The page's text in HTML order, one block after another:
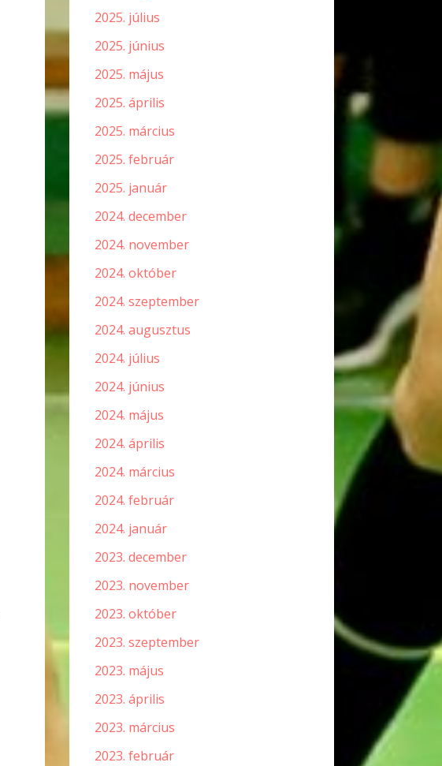
2025. július
2025. június
2025. május
2025. április
2025. március
2025. február
2025. január
2024. december
2024. november
2024. október
2024. szeptember
2024. augusztus
2024. július
2024. június
2024. május
2024. április
2024. március
2024. február
2024. január
2023. december
2023. november
2023. október
2023. szeptember
2023. május
2023. április
2023. március
2023. február